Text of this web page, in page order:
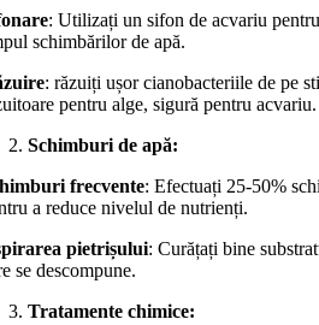
: Utilizați un sifon de acvariu
schimbărilor de apă.
: răzuiți ușor cianobacteriile de pe
pentru alge, sigură pentru acvariu.
Schimburi de apă:
frecvente: Efectuați 25-50%
a reduce nivelul de nutrienți.
pietrișului: Curățați bine
se descompune.
Tratamente chimice: